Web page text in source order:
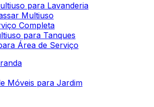
para Lavanderia
Multiuso
Completa
para Tanques
Área de Serviço
Móveis para Jardim